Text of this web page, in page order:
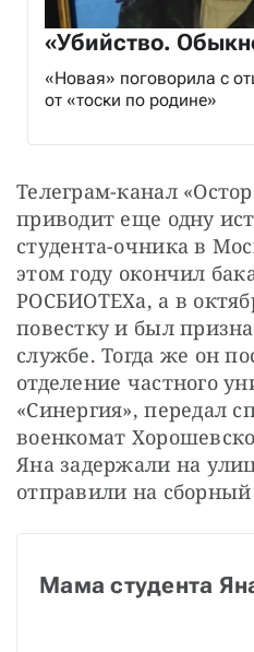
«Убийство.
«Новая» поговорила с
от «тоски по родине»
Телеграм-канал
приводит еще одну
студента-очника в
этом году окончил
РОСБИОТЕХа, а в
повестку и был
службе. Тогда же он
отделение частного
«Синергия», передал
военкомат
Яна задержали на
отправили на
Мама студента